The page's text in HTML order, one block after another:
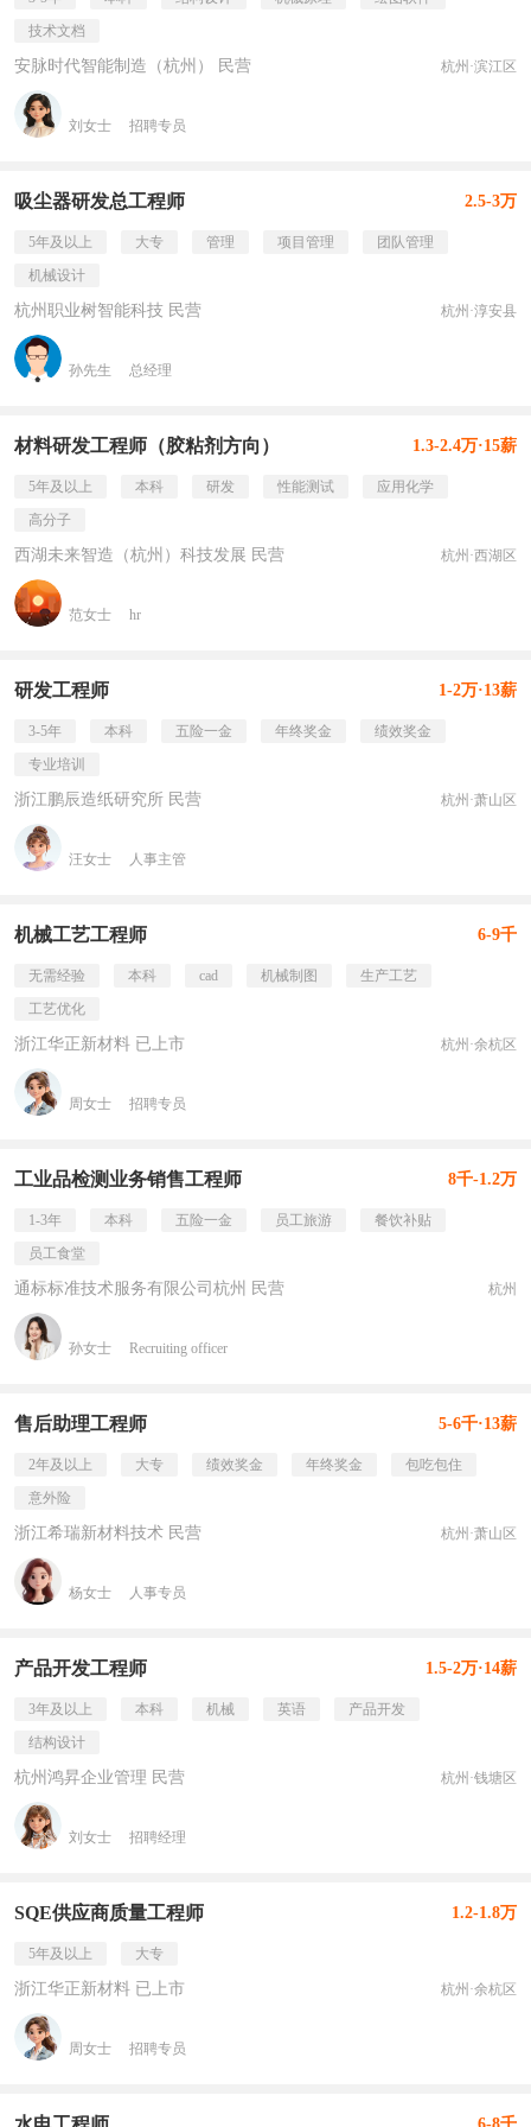
技术文档
安脉时代智能制造（杭州） 民营 杭州·滨江区
刘女士 招聘专员
吸尘器研发总工程师 2.5-3万
5年及以上 大专 管理 项目管理
团队管理
机械设计
杭州职业树智能科技 民营 杭州·淳安县
孙先生 总经理
材料研发工程师（胶粘剂方向） 1.3-2.4万·15薪
5年及以上 本科 研发 性能测试
应用化学
高分子
西湖未来智造（杭州）科技发展 民营 杭州·西湖区
范女士 hr
研发工程师 1-2万·13薪
3-5年 本科 五险一金 年终奖金
绩效奖金
专业培训
浙江鹏辰造纸研究所 民营 杭州·萧山区
汪女士 人事主管
机械工艺工程师 6-9千
无需经验 本科 cad 机械制图
生产工艺
工艺优化
浙江华正新材料 已上市 杭州·余杭区
周女士 招聘专员
工业品检测业务销售工程师 8千-1.2万
1-3年 本科 五险一金 员工旅游
餐饮补贴
员工食堂
通标标准技术服务有限公司杭州 民营 杭州
孙女士 Recruiting officer
售后助理工程师 5-6千·13薪
2年及以上 大专 绩效奖金 年终奖金
包吃包住
意外险
浙江希瑞新材料技术 民营 杭州·萧山区
杨女士 人事专员
产品开发工程师 1.5-2万·14薪
3年及以上 本科 机械 英语
产品开发
结构设计
杭州鸿昇企业管理 民营 杭州·钱塘区
刘女士 招聘经理
SQE供应商质量工程师 1.2-1.8万
5年及以上 大专
浙江华正新材料 已上市 杭州·余杭区
周女士 招聘专员